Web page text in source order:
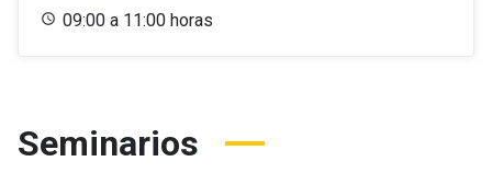
09:00 a 11:00 horas
Seminarios